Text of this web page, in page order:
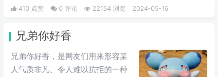
了出来。
410 点赞 0 评论 22154 浏览 2024-05-16
兄弟你好香
兄弟你好香，是网友们用来形容某
人气质非凡、令人难以抗拒的一种